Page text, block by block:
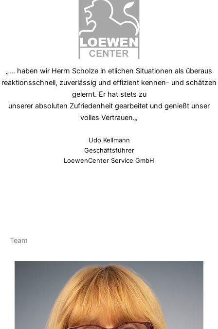
„… haben wir Herrn Scholze in etlichen Situationen als überaus
reaktionsschnell, zuverlässig und effizient kennen- und schätzen
gelernt. Er hat stets zu
unserer absoluten Zufriedenheit gearbeitet und genießt unser
volles Vertrauen.„
Udo Kellmann
Geschäftsführer
LoewenCenter Service GmbH
Team